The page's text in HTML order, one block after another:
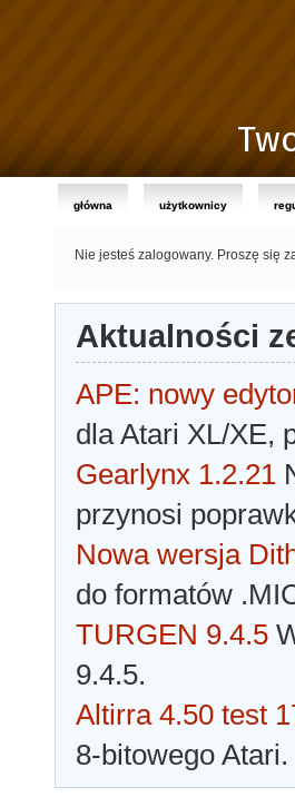
główna użytkownicy
Nie jesteś zalogowany. Proszę się
Aktualności
APE: nowy
dla Atari XL/XE,
Gearlynx 1.2.21
przynosi
Nowa wersja
do formatów
TURGEN 9.4.5
9.4.5.
Altirra 4.50 test
8-bitowego Atari.